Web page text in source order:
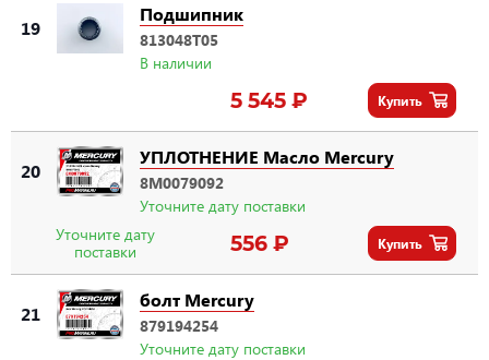
19
Подшипник
813048T05
В наличии
5 545 ₽ Купить
20
УПЛОТНЕНИЕ Масло Mercury
8M0079092
Уточните дату поставки
Уточните дату
поставки
556 ₽ Купить
21
болт Mercury
879194254
Уточните дату поставки